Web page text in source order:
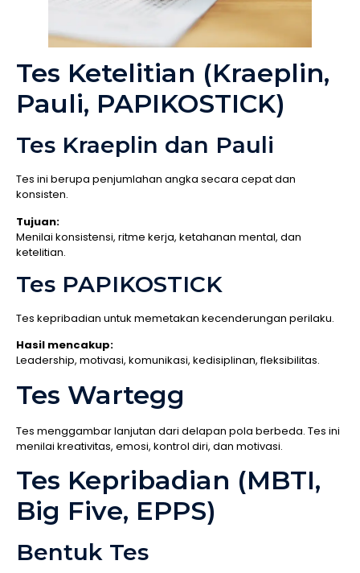
Tes Ketelitian (Kraeplin,
Pauli, PAPIKOSTICK)
Tes Kraeplin dan Pauli
Tes ini berupa penjumlahan angka secara cepat dan
konsisten.
Tujuan:
Menilai konsistensi, ritme kerja, ketahanan mental, dan
ketelitian.
Tes PAPIKOSTICK
Tes kepribadian untuk memetakan kecenderungan perilaku.
Hasil mencakup:
Leadership, motivasi, komunikasi, kedisiplinan, fleksibilitas.
Tes Wartegg
Tes menggambar lanjutan dari delapan pola berbeda. Tes ini
menilai kreativitas, emosi, kontrol diri, dan motivasi.
Tes Kepribadian (MBTI,
Big Five, EPPS)
Bentuk Tes